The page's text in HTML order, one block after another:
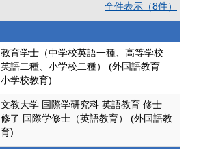
全件表示（8件）
教育学士（中学校英語一種、高等学校
英語二種、小学校二種） (外国語教育
小学校教育)
文教大学 国際学研究科 英語教育 修士
修了 国際学修士（英語教育） (外国語教
育)